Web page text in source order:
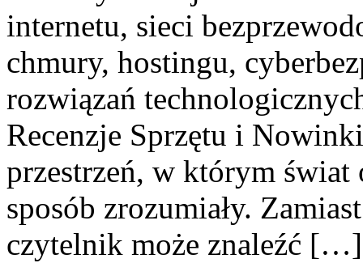
internetu, sieci
chmury, hostingu,
rozwiązań
Recenzje Sprzętu i
przestrzeń, w którym świat
sposób zrozumiały.
czytelnik może znaleźć […]